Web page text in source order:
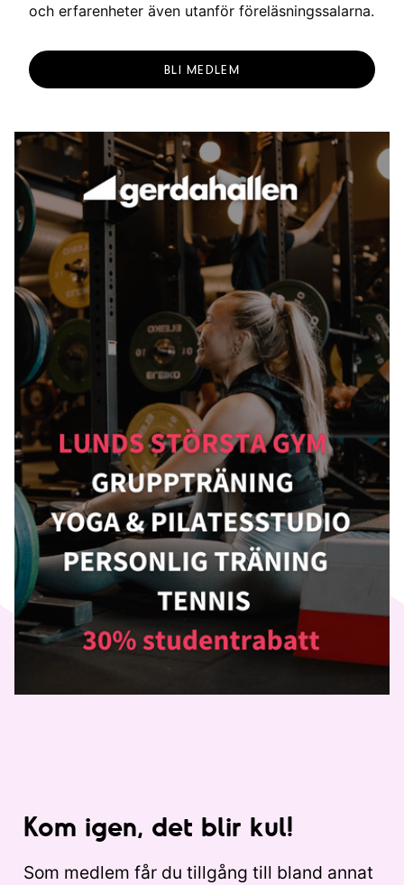
och erfarenheter även utanför föreläsningssalarna.
BLI MEDLEM
Kom igen, det blir kul!
Som medlem får du tillgång till bland annat